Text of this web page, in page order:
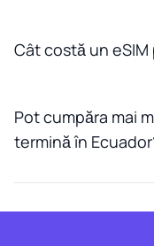
Cât costă un
Pot cumpăra mai
termină în